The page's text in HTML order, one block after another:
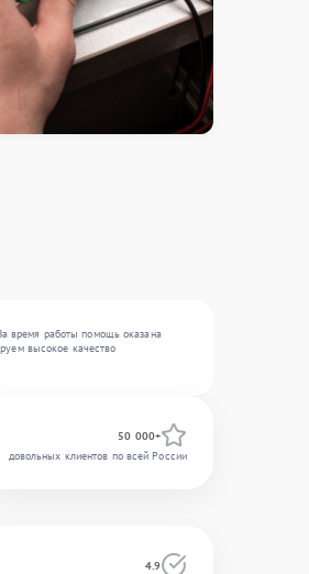
время работы помощь оказана
высокое качество
50 000+
довольных клиентов по всей России
4.9